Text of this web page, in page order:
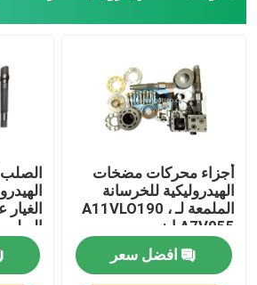
أجزاء محركات مضخات
الهيدروليكية للخرسانة
الملمعة لـ A11VLO190 ،
A7V055 ايزو
افضل سعر